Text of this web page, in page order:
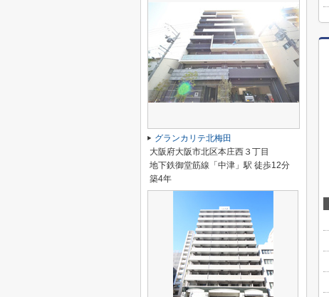
グランカリテ北梅田
大阪府大阪市北区本庄西３丁目
地下鉄御堂筋線「中津」駅 徒歩12分
築4年